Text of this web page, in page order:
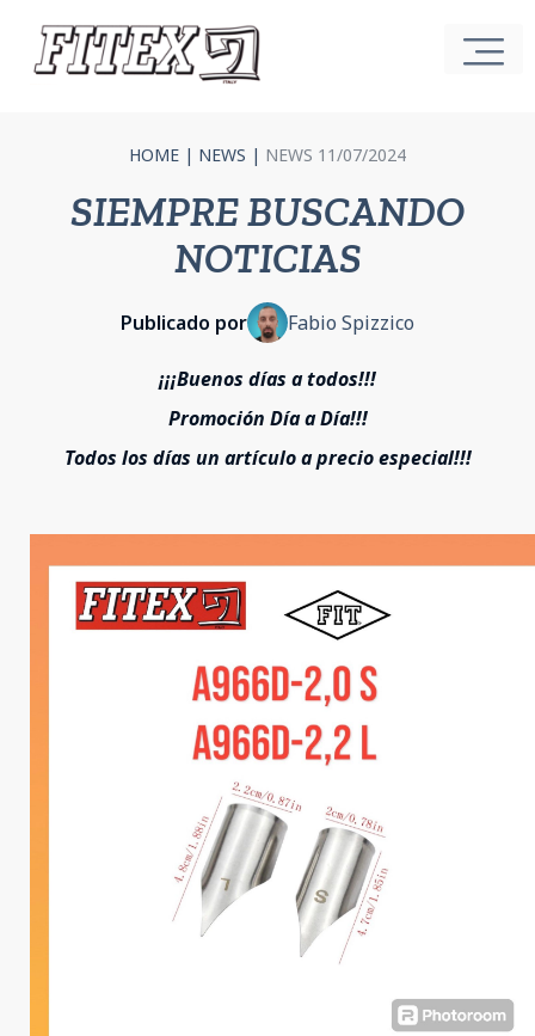
HOME | NEWS | NEWS 11/07/2024
SIEMPRE BUSCANDO
NOTICIAS
Publicado por Fabio Spizzico
¡¡¡Buenos días a todos!!!
Promoción Día a Día!!!
Todos los días un artículo a precio especial!!!